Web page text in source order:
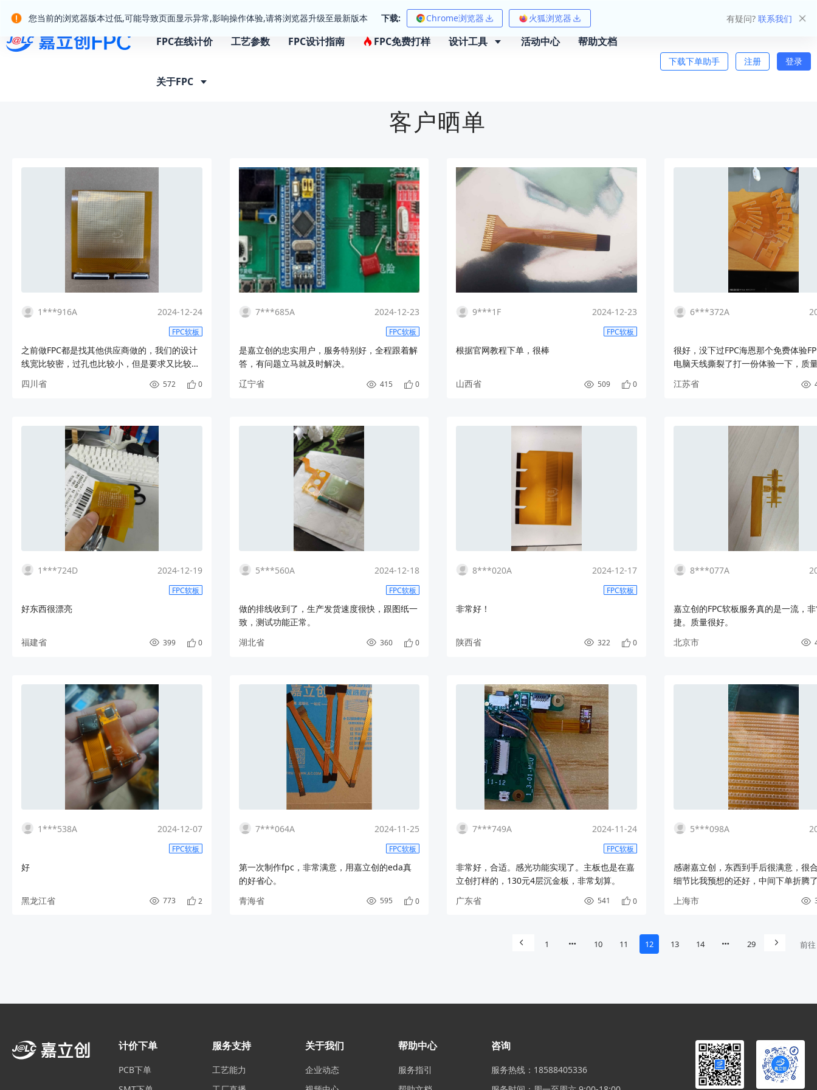
您当前的浏览器版本过低,可能导致页面显示异常,影响操作体验,请将浏览器升级至最新版本 下载: Chrome浏览器 火狐浏览器 有疑问? 联系我们
嘉立创产业服务站群
FPC在线计价 工艺参数 FPC设计指南 FPC免费打样 设计工具 活动中心 帮助文档
关于FPC
下载下单助手 注册
登录
客户晒单
1***916A 2024-12-24
FPC软板
之前做FPC都是找其他供应商做的，我们的设计
线宽比较密，过孔也比较小，但是要求又比较
高，没想到可以完美的做出来；后续批量的时
候，应该是可以把质量管控的更好！
四川省 572 0
7***685A 2024-12-23
FPC软板
是嘉立创的忠实用户，服务特别好，全程跟着解
答，有问题立马就及时解决。
辽宁省
415 0
9***1F 2024-12-23
FPC软板
根据官网教程下单，很棒
山西省 509 0
6***372A
很好，没下过FPC海恩那个免费体验
电脑天线撕裂了打一份体验一下，质
原机天线质感一样
江苏省
1***724D 2024-12-19
FPC软板
好东西很漂亮
福建省 399 0
5***560A 2024-12-18
FPC软板
做的排线收到了，生产发货速度很快，跟图纸一
致，测试功能正常。
湖北省
360 0
8***020A 2024-12-17
FPC软板
非常好！
陕西省 322 0
8***077A
嘉立创的FPC软板服务真的是一流，
捷。质量很好。
北京市
1***538A 2024-12-07
FPC软板
好
黑龙江省 773 2
7***064A 2024-11-25
FPC软板
第一次制作fpc，非常满意，用嘉立创的eda真
的好省心。
青海省
595 0
7***749A 2024-11-24
FPC软板
非常好，合适。感光功能实现了。主板也是在嘉
立创打样的，130元4层沉金板，非常划算。
广东省
541 0
5***098A
感谢嘉立创，东西到手后很满意，很
细节比我预想的还好，中间下单折腾
上海市
1 10 11 12 13 14 29 前往
计价下单
PCB下单
服务支持
工艺能力
关于我们
企业动态
帮助中心
服务指引
咨询
服务热线：18588405336